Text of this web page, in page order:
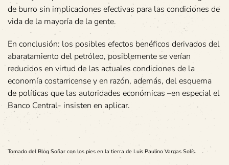
de burro sin implicaciones efectivas para las condiciones de
vida de la mayoría de la gente.
En conclusión: los posibles efectos benéficos derivados del
abaratamiento del petróleo, posiblemente se verían
reducidos en virtud de las actuales condiciones de la
economía costarricense y en razón, además, del esquema
de políticas que las autoridades económicas –en especial el
Banco Central- insisten en aplicar.
Tomado del Blog Soñar con los pies en la tierra de Luis Paulino Vargas Solís.